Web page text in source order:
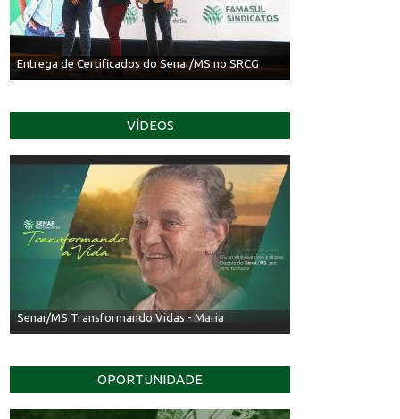
Entrega de Certificados do Senar/MS no SRCG
VÍDEOS
Senar/MS Transformando Vidas - Irineu
OPORTUNIDADE